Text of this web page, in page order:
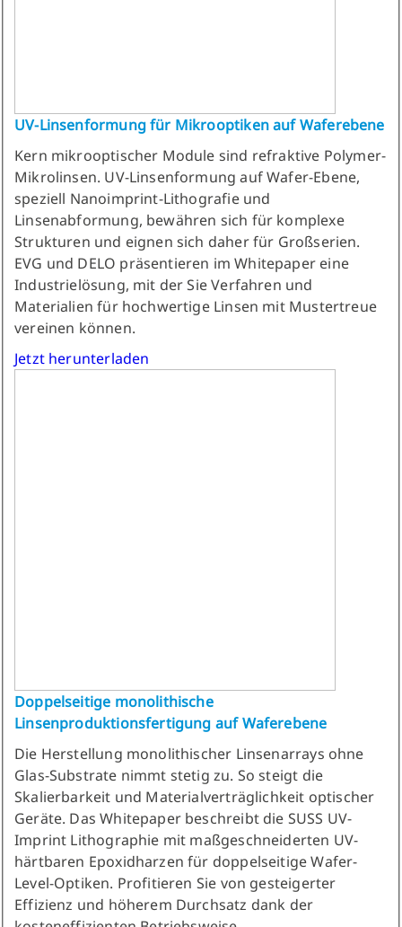
UV-Linsenformung für Mikrooptiken auf Waferebene
Kern mikrooptischer Module sind refraktive Polymer-
Mikrolinsen. UV-Linsenformung auf Wafer-Ebene,
speziell Nanoimprint-Lithografie und
Linsenabformung, bewähren sich für komplexe
Strukturen und eignen sich daher für Großserien.
EVG und DELO präsentieren im Whitepaper eine
Industrielösung, mit der Sie Verfahren und
Materialien für hochwertige Linsen mit Mustertreue
vereinen können.
Jetzt herunterladen
Doppelseitige monolithische
Linsenproduktionsfertigung auf Waferebene
Die Herstellung monolithischer Linsenarrays ohne
Glas-Substrate nimmt stetig zu. So steigt die
Skalierbarkeit und Materialverträglichkeit optischer
Geräte. Das Whitepaper beschreibt die SUSS UV-
Imprint Lithographie mit maßgeschneiderten UV-
härtbaren Epoxidharzen für doppelseitige Wafer-
Level-Optiken. Profitieren Sie von gesteigerter
Effizienz und höherem Durchsatz dank der